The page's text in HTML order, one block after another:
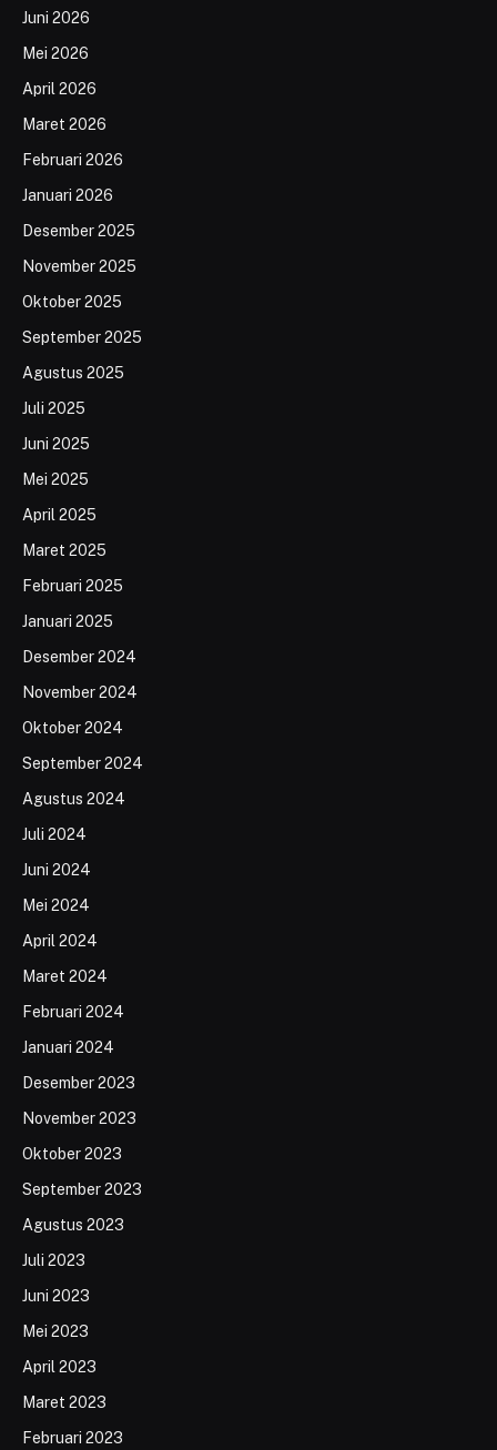
Juni 2026
Mei 2026
April 2026
Maret 2026
Februari 2026
Januari 2026
Desember 2025
November 2025
Oktober 2025
September 2025
Agustus 2025
Juli 2025
Juni 2025
Mei 2025
April 2025
Maret 2025
Februari 2025
Januari 2025
Desember 2024
November 2024
Oktober 2024
September 2024
Agustus 2024
Juli 2024
Juni 2024
Mei 2024
April 2024
Maret 2024
Februari 2024
Januari 2024
Desember 2023
November 2023
Oktober 2023
September 2023
Agustus 2023
Juli 2023
Juni 2023
Mei 2023
April 2023
Maret 2023
Februari 2023